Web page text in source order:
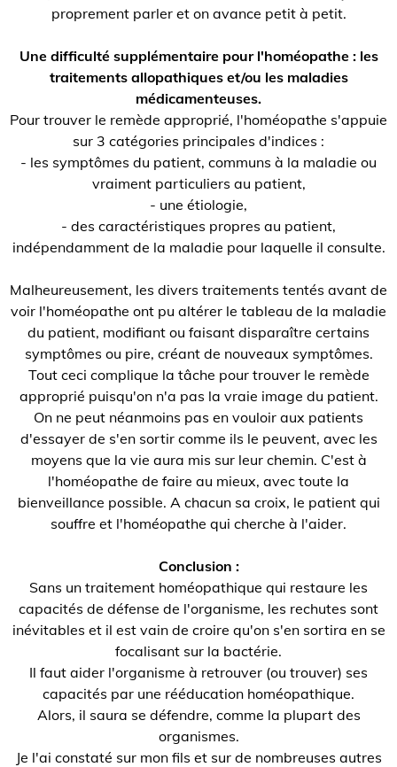
proprement parler et on avance petit à petit.
Une difficulté supplémentaire pour l'homéopathe : les
traitements allopathiques et/ou les maladies
médicamenteuses.
Pour trouver le remède approprié, l'homéopathe s'appuie
sur 3 catégories principales d'indices :
- les symptômes du patient, communs à la maladie ou
vraiment particuliers au patient,
- une étiologie,
- des caractéristiques propres au patient,
indépendamment de la maladie pour laquelle il consulte.
Malheureusement, les divers traitements tentés avant de
voir l'homéopathe ont pu altérer le tableau de la maladie
du patient, modifiant ou faisant disparaître certains
symptômes ou pire, créant de nouveaux symptômes.
Tout ceci complique la tâche pour trouver le remède
approprié puisqu'on n'a pas la vraie image du patient.
On ne peut néanmoins pas en vouloir aux patients
d'essayer de s'en sortir comme ils le peuvent, avec les
moyens que la vie aura mis sur leur chemin. C'est à
l'homéopathe de faire au mieux, avec toute la
bienveillance possible. A chacun sa croix, le patient qui
souffre et l'homéopathe qui cherche à l'aider.
Conclusion :
Sans un traitement homéopathique qui restaure les
capacités de défense de l'organisme, les rechutes sont
inévitables et il est vain de croire qu'on s'en sortira en se
focalisant sur la bactérie.
Il faut aider l'organisme à retrouver (ou trouver) ses
capacités par une rééducation homéopathique.
Alors, il saura se défendre, comme la plupart des
organismes.
Je l'ai constaté sur mon fils et sur de nombreuses autres